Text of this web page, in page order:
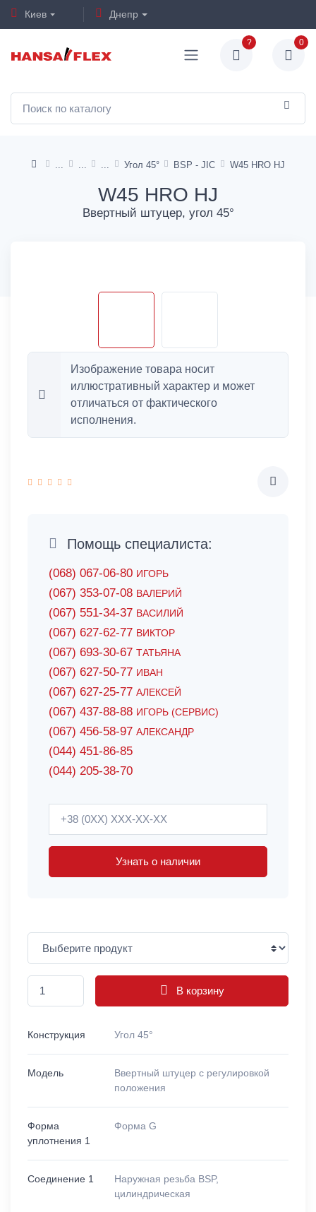
Киев Днепр
? 0
Угол 45° BSP - JIC W45 HRO HJ
W45 HRO HJ
Ввертный штуцер, угол 45°
Изображение товара носит
иллюстративный характер и может
отличаться от фактического
исполнения.
Помощь специалиста:
(068) 067-06-80 ИГОРЬ
(067) 353-07-08 ВАЛЕРИЙ
(067) 551-34-37 ВАСИЛИЙ
(067) 627-62-77 ВИКТОР
(067) 693-30-67 ТАТЬЯНА
(067) 627-50-77 ИВАН
(067) 627-25-77 АЛЕКСЕЙ
(067) 437-88-88 ИГОРЬ (СЕРВИС)
(067) 456-58-97 АЛЕКСАНДР
(044) 451-86-85
(044) 205-38-70
Узнать о наличии
В корзину
Конструкция Угол 45°
Модель
Ввертный штуцер с регулировкой
положения
Форма
уплотнения 1
Форма G
Соединение 1
Наружная резьба BSP,
цилиндрическая